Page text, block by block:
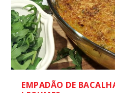
EMPADÃO DE